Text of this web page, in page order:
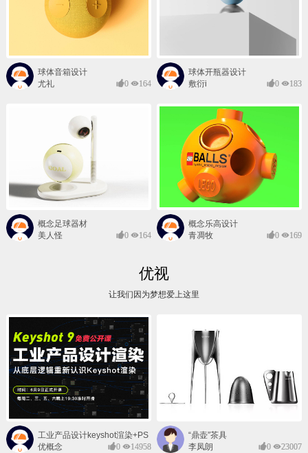
球体音箱设计
尤礼
0 164
球体开瓶器设计
敷衍i
0 183
概念足球器材
美人怪
0 164
概念乐高设计
青凋牧
0 169
优视
让我们因为梦想爱上这里
工业产品设计keyshot渲染+PS
后期班
优概念 0 14958
“鼎壶”茶具
李凤朗
0 23007